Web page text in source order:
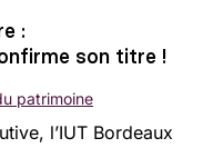
:
son titre !
l’IUT Bordeaux
patrimoine